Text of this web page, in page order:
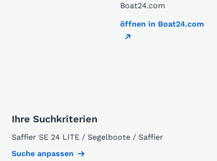
Boat24.com
öffnen in Boat24.com
Ihre Suchkriterien
Saffier SE 24 LITE / Segelboote / Saffier
Suche anpassen